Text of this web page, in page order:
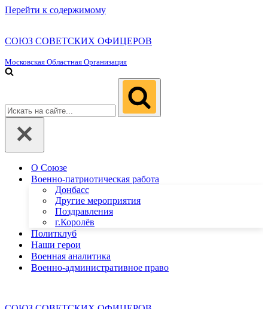
Перейти к содержимому
СОЮЗ СОВЕТСКИХ ОФИЦЕРОВ
Московская Областная Организация
О Союзе
Военно-патриотическая работа
Донбасс
Другие мероприятия
Поздравления
г.Королёв
Политклуб
Наши герои
Военная аналитика
Военно-административное право